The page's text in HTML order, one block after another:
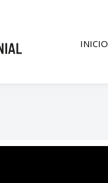
INICIO